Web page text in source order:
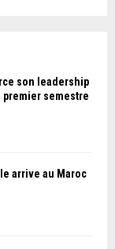
son leadership
semestre
arrive au Maroc